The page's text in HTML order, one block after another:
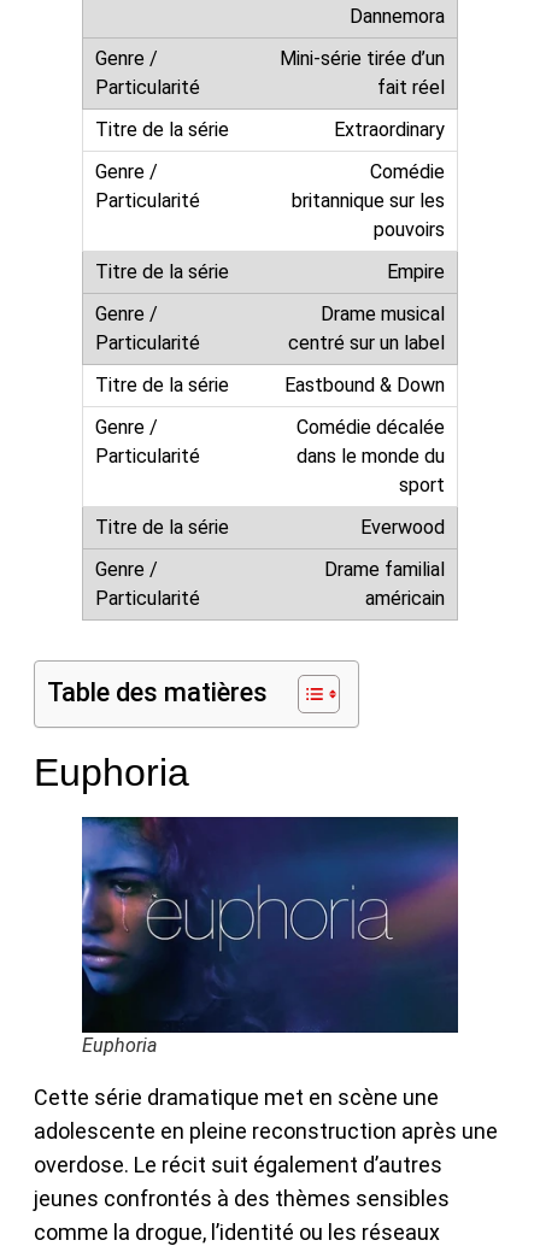
Dannemora
Mini-série tirée d’un
fait réel
Extraordinary
Comédie
britannique sur les
pouvoirs
Empire
Drame musical
centré sur un label
Eastbound & Down
Comédie décalée
dans le monde du
sport
Everwood
Drame familial
américain
Table des matières
Euphoria
Euphoria
Cette série dramatique met en scène une
adolescente en pleine reconstruction après une
overdose. Le récit suit également d’autres
jeunes confrontés à des thèmes sensibles
comme la drogue, l’identité ou les réseaux